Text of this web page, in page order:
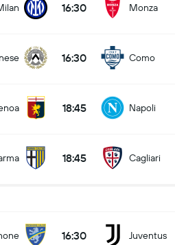
16:30 Monza
16:30 Como
18:45 Napoli
18:45 Cagliari
16:30 Juventus